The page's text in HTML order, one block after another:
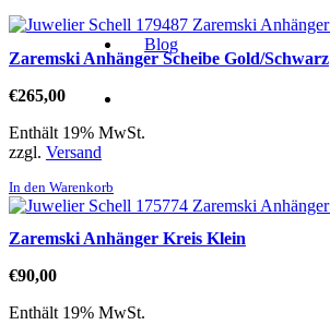
Blog
Zaremski Anhänger Scheibe Gold/Schwarz
€265,00
Enthält 19% MwSt.
zzgl. Versand
In den Warenkorb
Zaremski Anhänger Kreis Klein
€90,00
Enthält 19% MwSt.